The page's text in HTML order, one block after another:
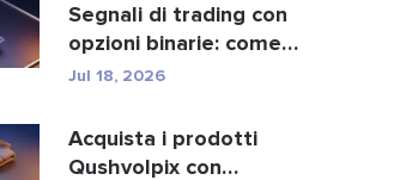
Segnali di trading con
opzioni binarie: come
funzionano e i rischi
Jul 18, 2026
Acquista i prodotti
Qushvolpix con